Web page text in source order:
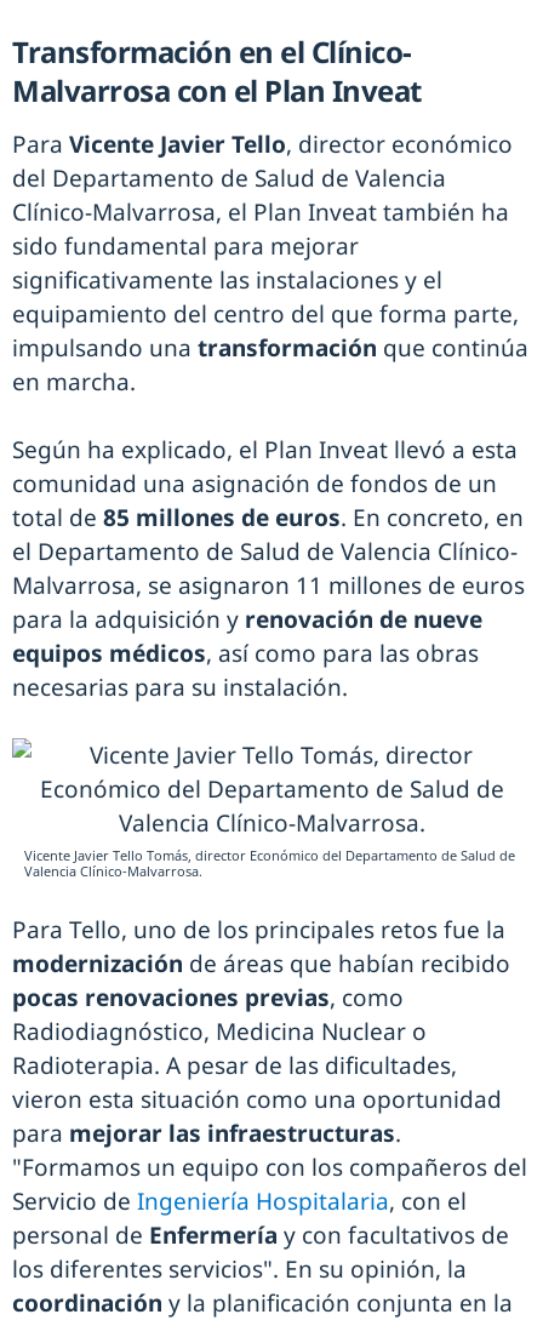
Transformación en el Clínico-
Malvarrosa con el Plan Inveat
Para Vicente Javier Tello, director económico
del Departamento de Salud de Valencia
Clínico-Malvarrosa, el Plan Inveat también ha
sido fundamental para mejorar
significativamente las instalaciones y el
equipamiento del centro del que forma parte,
impulsando una transformación que continúa
en marcha.
Según ha explicado, el Plan Inveat llevó a esta
comunidad una asignación de fondos de un
total de 85 millones de euros. En concreto, en
el Departamento de Salud de Valencia Clínico-
Malvarrosa, se asignaron 11 millones de euros
para la adquisición y renovación de nueve
equipos médicos, así como para las obras
necesarias para su instalación.
Vicente Javier Tello Tomás, director Económico del Departamento de Salud de
Valencia Clínico-Malvarrosa.
Para Tello, uno de los principales retos fue la
modernización de áreas que habían recibido
pocas renovaciones previas, como
Radiodiagnóstico, Medicina Nuclear o
Radioterapia. A pesar de las dificultades,
vieron esta situación como una oportunidad
para mejorar las infraestructuras.
"Formamos un equipo con los compañeros del
Servicio de Ingeniería Hospitalaria, con el
personal de Enfermería y con facultativos de
los diferentes servicios". En su opinión, la
coordinación y la planificación conjunta en la